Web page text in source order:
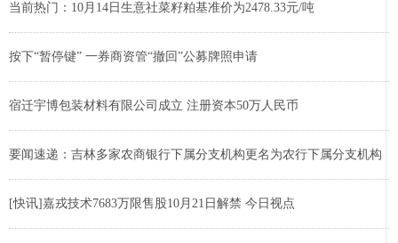
当前热门：10月14日生意社菜籽粕基准价为2478.33元/吨
按下“暂停键” 一券商资管“撤回”公募牌照申请
宿迁宇博包装材料有限公司成立 注册资本50万人民币
要闻速递：吉林多家农商银行下属分支机构更名为农行下属分支机构
[快讯]嘉戎技术7683万限售股10月21日解禁 今日视点